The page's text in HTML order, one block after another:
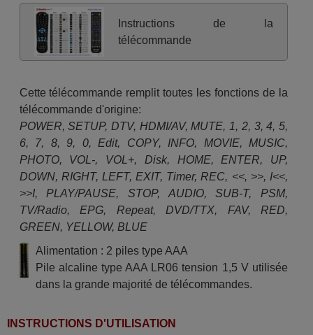
Instructions de la
télécommande
Cette télécommande remplit toutes les fonctions de la
télécommande d'origine:
POWER, SETUP, DTV, HDMI/AV, MUTE, 1, 2, 3, 4, 5,
6, 7, 8, 9, 0, Edit, COPY, INFO, MOVIE, MUSIC,
PHOTO, VOL-, VOL+, Disk, HOME, ENTER, UP,
DOWN, RIGHT, LEFT, EXIT, Timer, REC, <<, >>, I<<,
>>I, PLAY/PAUSE, STOP, AUDIO, SUB-T, PSM,
TV/Radio, EPG, Repeat, DVD/TTX, FAV, RED,
GREEN, YELLOW, BLUE
Alimentation : 2 piles type AAA
Pile alcaline type AAA LR06 tension 1,5 V utilisée
dans la grande majorité de télécommandes.
INSTRUCTIONS D'UTILISATION